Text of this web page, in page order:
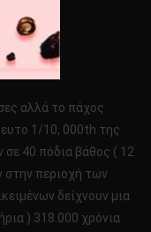
αλλά το πάχος
1/10, 000th της
σε 40 πόδια βάθος ( 12
στην περιοχή των
δείχνουν μια
) 318.000 χρόνια